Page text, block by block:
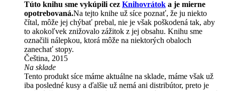
Túto knihu sme vykúpili cez Knihovrátok a je mierne
opotrebovaná.Na tejto knihe už síce poznať, že ju niekto
čítal, môže jej chýbať prebal, nie je však poškodená tak, aby
to akokoľvek znižovalo zážitok z jej obsahu. Knihu sme
označili nálepkou, ktorá môže na niektorých obaloch
zanechať stopy.
Čeština, 2015
Na sklade
Tento produkt síce máme aktuálne na sklade, máme však už
iba posledné kusy a ďalšie už nemá ani distribútor, preto je